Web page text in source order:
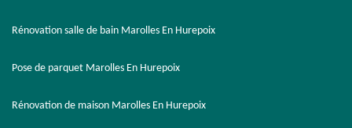
Rénovation salle de bain Marolles En Hurepoix
Pose de parquet Marolles En Hurepoix
Rénovation de maison Marolles En Hurepoix